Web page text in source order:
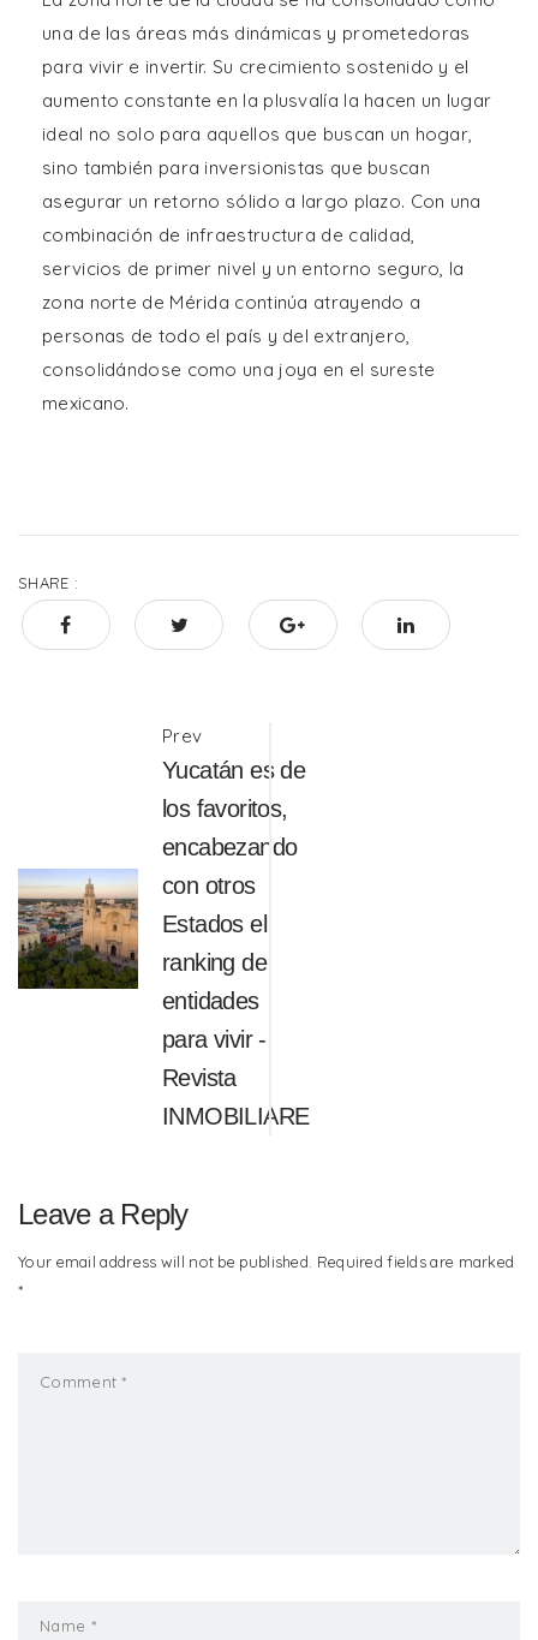
una de las áreas más dinámicas y prometedoras
para vivir e invertir. Su crecimiento sostenido y el
aumento constante en la plusvalía la hacen un lugar
ideal no solo para aquellos que buscan un hogar,
sino también para inversionistas que buscan
asegurar un retorno sólido a largo plazo. Con una
combinación de infraestructura de calidad,
servicios de primer nivel y un entorno seguro, la
zona norte de Mérida continúa atrayendo a
personas de todo el país y del extranjero,
consolidándose como una joya en el sureste
mexicano.
SHARE :
navigation
Prev
Yucatán es de
los favoritos,
encabezando
con otros
Estados el
ranking de
entidades
para vivir -
Revista
INMOBILIARE
Leave a Reply
Your email address will not be published. Required fields are marked
*